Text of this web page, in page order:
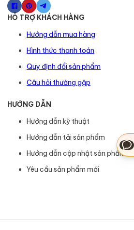
HỖ TRỢ KHÁCH HÀNG
Hướng dẫn mua hàng
Hình thức thanh toán
Quy định đổi sản phẩm
Câu hỏi thường gặp
HƯỚNG DẪN
Hướng dẫn kỹ thuật
Hướng dẫn tải sản phẩm
Hướng dẫn cập nhật sản phẩm
Yêu cầu sản phẩm mới